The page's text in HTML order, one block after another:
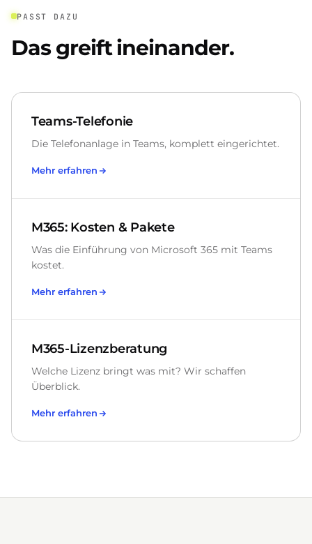
PASST DAZU
Das greift ineinander.
Teams-Telefonie
Die Telefonanlage in Teams, komplett eingerichtet.
Mehr erfahren
M365: Kosten & Pakete
Was die Einführung von Microsoft 365 mit Teams
kostet.
Mehr erfahren
M365-Lizenzberatung
Welche Lizenz bringt was mit? Wir schaffen
Überblick.
Mehr erfahren